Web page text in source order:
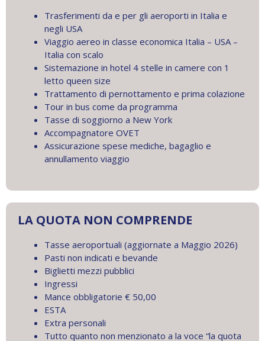
Trasferimenti da e per gli aeroporti in Italia e
negli USA
Viaggio aereo in classe economica Italia – USA –
Italia con scalo
Sistemazione in hotel 4 stelle in camere con 1
letto queen size
Trattamento di pernottamento e prima colazione
Tour in bus come da programma
Tasse di soggiorno a New York
Accompagnatore OVET
Assicurazione spese mediche, bagaglio e
annullamento viaggio
LA QUOTA NON COMPRENDE
Tasse aeroportuali (aggiornate a Maggio 2026)
Pasti non indicati e bevande
Biglietti mezzi pubblici
Ingressi
Mance obbligatorie € 50,00
ESTA
Extra personali
Tutto quanto non menzionato a la voce “la quota